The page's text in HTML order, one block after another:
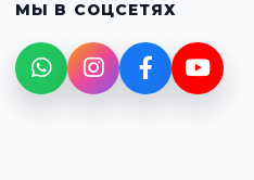
МЫ В СОЦСЕТЯХ